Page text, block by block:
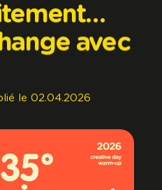
avec
le 02.04.2026